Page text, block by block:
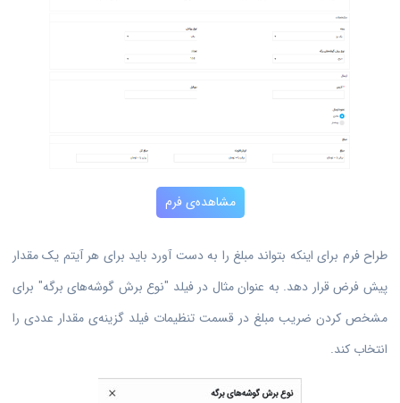
مشاهده‌ی فرم
طراح فرم برای اینکه بتواند مبلغ را به دست آورد باید برای هر آیتم یک مقدار
پیش فرض قرار دهد. به عنوان مثال در فیلد "نوع برش گوشه‌های برگه" برای
مشخص کردن ضریب مبلغ در قسمت تنظیمات فیلد گزینه‌ی مقدار عددی را
انتخاب کند.